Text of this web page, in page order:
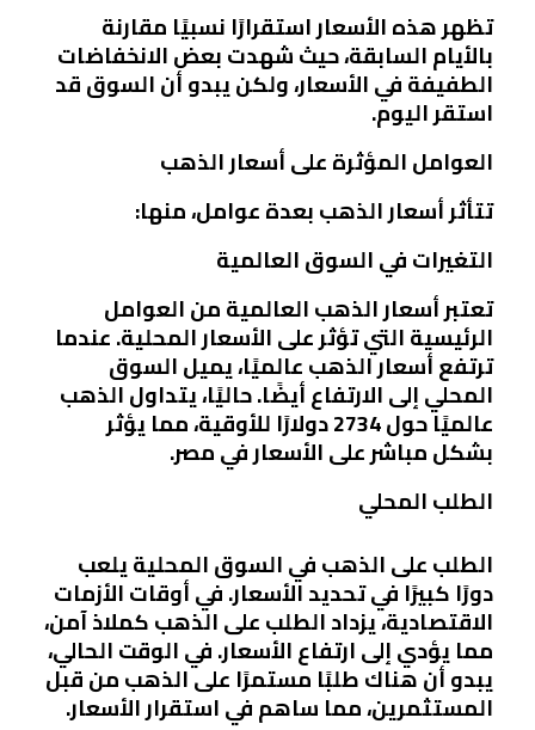
تظهر هذه الأسعار استقرارًا نسبيًا مقارنة
بالأيام السابقة، حيث شهدت بعض الانخفاضات
الطفيفة في الأسعار، ولكن يبدو أن السوق قد
استقر اليوم.
العوامل المؤثرة على أسعار الذهب
تتأثر أسعار الذهب بعدة عوامل، منها:
التغيرات في السوق العالمية
تعتبر أسعار الذهب العالمية من العوامل
الرئيسية التي تؤثر على الأسعار المحلية. عندما
ترتفع أسعار الذهب عالميًا، يميل السوق
المحلي إلى الارتفاع أيضًا. حاليًا، يتداول الذهب
عالميًا حول 2734 دولارًا للأوقية، مما يؤثر
بشكل مباشر على الأسعار في مصر.
الطلب المحلي
الطلب على الذهب في السوق المحلية يلعب
دورًا كبيرًا في تحديد الأسعار. في أوقات الأزمات
الاقتصادية، يزداد الطلب على الذهب كملاذ آمن،
مما يؤدي إلى ارتفاع الأسعار. في الوقت الحالي،
يبدو أن هناك طلبًا مستمرًا على الذهب من قبل
المستثمرين، مما ساهم في استقرار الأسعار.